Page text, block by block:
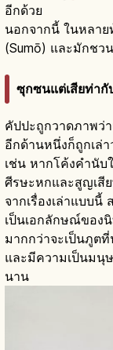
อีกด้วย
นอกจากนี้ ในหลาย
(Sumō) และมักชว
ซุกซนแต่เสียท่ากั
คัปปะถูกวาดภาพว่
อีกด้านหนึ่งก็ถูกเล่า
เช่น หากโค้งคำนั
ศีรษะหกและสูญเสี
จากเรื่องเล่าแบบ
เป็นเอกลักษณ์ขอ
มากกว่าจะเป็นภูต
และมีความเป็นมนุ
นาน